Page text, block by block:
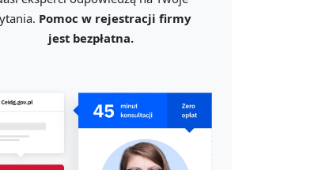
Pomoc w rejestracji firmy
jest bezpłatna.